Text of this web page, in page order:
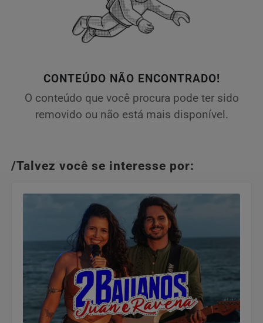
CONTEÚDO NÃO ENCONTRADO!
O conteúdo que você procura pode ter sido
removido ou não está mais disponível.
/Talvez você se interesse por: